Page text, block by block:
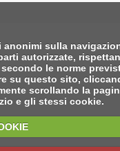
sulla
autorizzate,
le norme
su questo sito,
scrollando la
e gli stessi cookie.